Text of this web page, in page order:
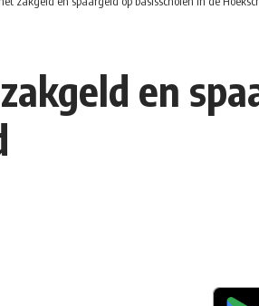
en